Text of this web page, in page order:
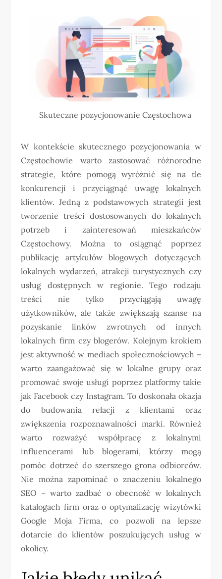
Skuteczne pozycjonowanie Częstochowa
W kontekście skutecznego pozycjonowania w
Częstochowie warto zastosować różnorodne
strategie, które pomogą wyróżnić się na tle
konkurencji i przyciągnąć uwagę lokalnych
klientów. Jedną z podstawowych strategii jest
tworzenie treści dostosowanych do lokalnych
potrzeb i zainteresowań mieszkańców
Częstochowy. Można to osiągnąć poprzez
publikację artykułów blogowych dotyczących
lokalnych wydarzeń, atrakcji turystycznych czy
usług dostępnych w regionie. Tego rodzaju
treści nie tylko przyciągają uwagę
użytkowników, ale także zwiększają szanse na
pozyskanie linków zwrotnych od innych
lokalnych firm czy blogerów. Kolejnym krokiem
jest aktywność w mediach społecznościowych –
warto zaangażować się w lokalne grupy oraz
promować swoje usługi poprzez platformy takie
jak Facebook czy Instagram. To doskonała okazja
do budowania relacji z klientami oraz
zwiększenia rozpoznawalności marki. Również
warto rozważyć współpracę z lokalnymi
influencerami lub blogerami, którzy mogą
pomóc dotrzeć do szerszego grona odbiorców.
Nie można zapominać o znaczeniu lokalnego
SEO – warto zadbać o obecność w lokalnych
katalogach firm oraz o optymalizację wizytówki
Google Moja Firma, co pozwoli na lepsze
dotarcie do klientów poszukujących usług w
okolicy.